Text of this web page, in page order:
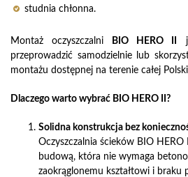
studnia chłonna.
Montaż oczyszczalni BIO HERO II
przeprowadzić samodzielnie lub
montażu dostępnej na terenie całej
Dlaczego warto wybrać BIO HERO II?
Solidna konstrukcja bez
Oczyszczalnia ścieków BIO HERO
budową, która nie wymaga
zaokrąglonemu kształtowi i braku